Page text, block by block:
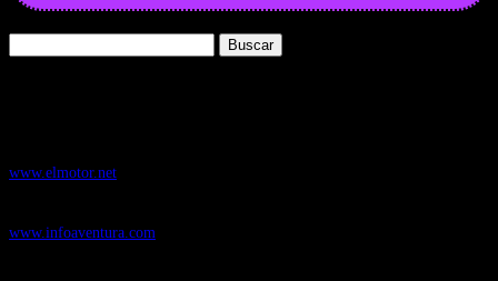
www.elmotor.net
www.infoaventura.com